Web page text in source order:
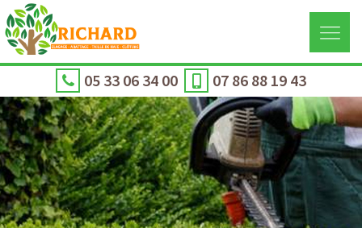
05 33 06 34 00 07 86 88 19 43